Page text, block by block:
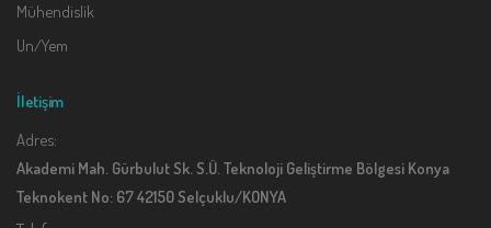
Mühendislik
Un/Yem
İletişim
Adres:
Akademi Mah. Gürbulut Sk. S.Ü. Teknoloji Geliştirme Bölgesi Konya
Teknokent No: 67 42150 Selçuklu/KONYA